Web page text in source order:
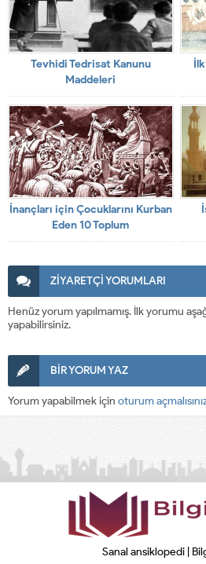
Tevhidi Tedrisat Kanunu
Maddeleri
İnançları için Çocuklarını Kurban
Eden 10 Toplum
ZİYARETÇİ YORUMLARI
Henüz yorum yapılmamış. İlk yorumu
yapabilirsiniz.
BİR YORUM YAZ
Yorum yapabilmek için oturum
Sanal ansiklopedi |